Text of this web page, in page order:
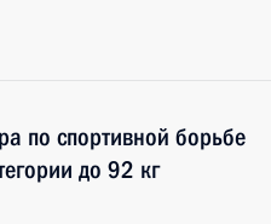
по спортивной борьбе
до 92 кг